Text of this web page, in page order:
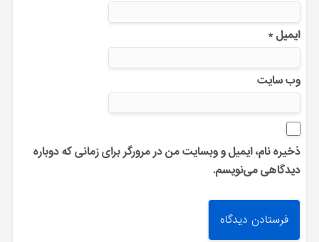
ایمیل*
وب‌ سایت
ذخیره نام، ایمیل و وبسایت من در مرورگر برای زمانی که دوباره
دیدگاهی می‌نویسم.